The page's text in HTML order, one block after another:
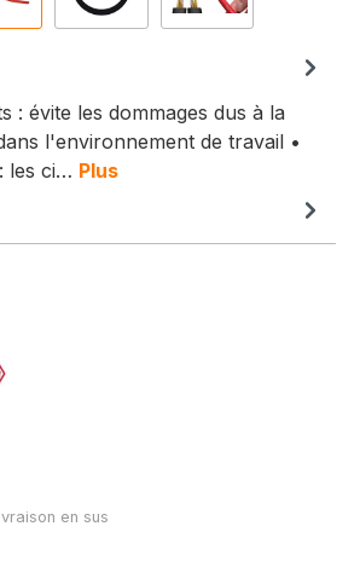
: évite les dommages dus à la
l'environnement de travail •
les ci… Plus
en sus